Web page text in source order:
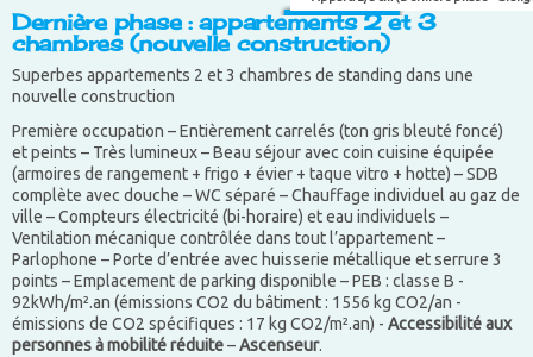
Dernière phase : appartements 2 et 3
chambres (nouvelle construction)
Superbes appartements 2 et 3 chambres de standing dans une
nouvelle construction
Première occupation – Entièrement carrelés (ton gris bleuté foncé)
et peints – Très lumineux – Beau séjour avec coin cuisine équipée
(armoires de rangement + frigo + évier + taque vitro + hotte) – SDB
complète avec douche – WC séparé – Chauffage individuel au gaz de
ville – Compteurs électricité (bi-horaire) et eau individuels –
Ventilation mécanique contrôlée dans tout l’appartement –
Parlophone – Porte d’entrée avec huisserie métallique et serrure 3
points – Emplacement de parking disponible – PEB : classe B -
92kWh/m².an (émissions CO2 du bâtiment : 1556 kg CO2/an -
émissions de CO2 spécifiques : 17 kg CO2/m².an) - Accessibilité aux
personnes à mobilité réduite–Ascenseur.